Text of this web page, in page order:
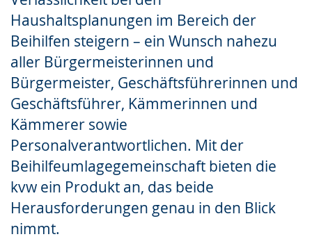
Haushaltsplanungen im Bereich der
Beihilfen steigern – ein Wunsch nahezu
aller Bürgermeisterinnen und
Bürgermeister, Geschäftsführerinnen und
Geschäftsführer, Kämmerinnen und
Kämmerer sowie
Personalverantwortlichen. Mit der
Beihilfeumlagegemeinschaft bieten die
kvw ein Produkt an, das beide
Herausforderungen genau in den Blick
nimmt.